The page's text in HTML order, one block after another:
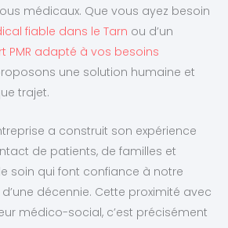
médicaux. Que vous ayez besoin
fiable dans le Tarn ou d’un
PMR adapté à vos besoins
une solution humaine et
trajet.
a construit son expérience
de patients, de familles et
soin qui font confiance à notre
décennie. Cette proximité avec
médico-social, c’est précisément